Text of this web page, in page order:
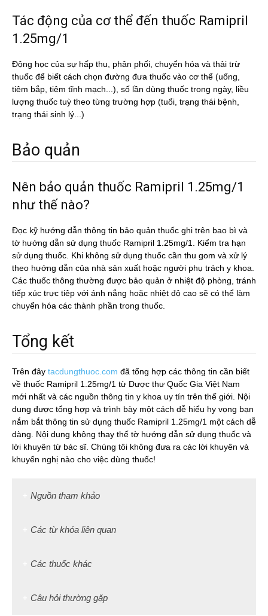
Tác động của cơ thể đến thuốc Ramipril
1.25mg/1
Động học của sự hấp thu, phân phối, chuyển hóa và thải trừ
thuốc để biết cách chọn đường đưa thuốc vào cơ thể (uống,
tiêm bắp, tiêm tĩnh mạch...), số lần dùng thuốc trong ngày, liều
lượng thuốc tuỳ theo từng trường hợp (tuổi, trạng thái bệnh,
trạng thái sinh lý...)
Bảo quản
Nên bảo quản thuốc Ramipril 1.25mg/1
như thế nào?
Đọc kỹ hướng dẫn thông tin bảo quản thuốc ghi trên bao bì và
tờ hướng dẫn sử dụng thuốc Ramipril 1.25mg/1. Kiểm tra hạn
sử dụng thuốc. Khi không sử dụng thuốc cần thu gom và xử lý
theo hướng dẫn của nhà sản xuất hoặc người phụ trách y khoa.
Các thuốc thông thường được bảo quản ở nhiệt độ phòng, tránh
tiếp xúc trực tiêp với ánh nắng hoặc nhiệt độ cao sẽ có thể làm
chuyển hóa các thành phần trong thuốc.
Tổng kết
Trên đây tacdungthuoc.com đã tổng hợp các thông tin cần biết
về thuốc Ramipril 1.25mg/1 từ Dược thư Quốc Gia Việt Nam
mới nhất và các nguồn thông tin y khoa uy tín trên thế giới. Nội
dung được tổng hợp và trình bày một cách dễ hiểu hy vọng bạn
nắm bắt thông tin sử dụng thuốc Ramipril 1.25mg/1 một cách dễ
dàng. Nội dung không thay thế tờ hướng dẫn sử dụng thuốc và
lời khuyên từ bác sĩ. Chúng tôi không đưa ra các lời khuyên và
khuyến nghị nào cho việc dùng thuốc!
Nguồn tham khảo
Các từ khóa liên quan
Các thuốc khác
Câu hỏi thường gặp